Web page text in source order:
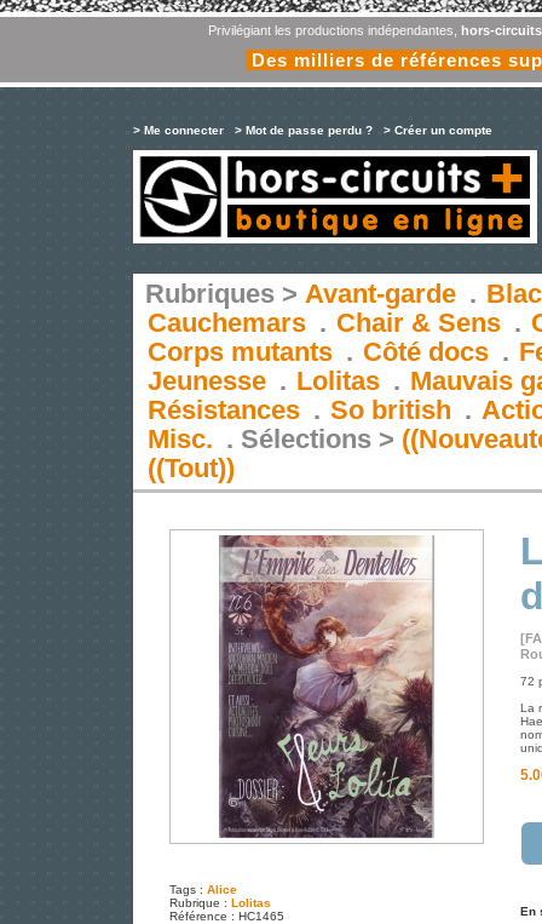
Privilégiant les productions indépendantes, hors-
Des milliers de références
> Me connecter > Mot de passe perdu ? > Créer un compte
Rubriques > Avant-garde .
Cauchemars . Chair & Sens .
Corps mutants . Côté docs .
Jeunesse . Lolitas . Mauvais
Résistances . So british .
Misc. . Sélections >
((Tout))
Tags : Alice
Rubrique : Lolitas
Référence : HC1465
72
La
En